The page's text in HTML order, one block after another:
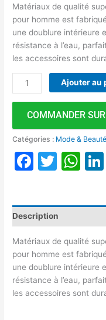
Matériaux de qualité
pour homme est
une doublure intérieure
résistance à l’eau,
les accessoires sont
Ajouter au
COMMANDER
Catégories : Mode &
Description
Matériaux de qualité
pour homme est
une doublure intérieure
résistance à l’eau,
les accessoires sont